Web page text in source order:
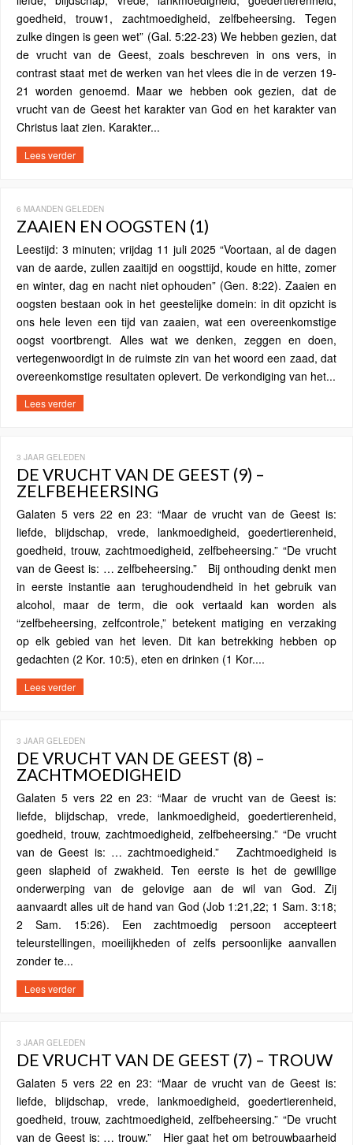
goedheid, trouw1, zachtmoedigheid, zelfbeheersing. Tegen
zulke dingen is geen wet” (Gal. 5:22-23) We hebben gezien, dat
de vrucht van de Geest, zoals beschreven in ons vers, in
contrast staat met de werken van het vlees die in de verzen 19-
21 worden genoemd. Maar we hebben ook gezien, dat de
vrucht van de Geest het karakter van God en het karakter van
Christus laat zien. Karakter...
Lees verder
6 MAANDEN GELEDEN
ZAAIEN EN OOGSTEN (1)
Leestijd: 3 minuten; vrijdag 11 juli 2025 “Voortaan, al de dagen
van de aarde, zullen zaaitijd en oogsttijd, koude en hitte, zomer
en winter, dag en nacht niet ophouden” (Gen. 8:22). Zaaien en
oogsten bestaan ​​ook in het geestelijke domein: in dit opzicht is
ons hele leven een tijd van zaaien, wat een overeenkomstige
oogst voortbrengt. Alles wat we denken, zeggen en doen,
vertegenwoordigt in de ruimste zin van het woord een zaad, dat
overeenkomstige resultaten oplevert. De verkondiging van het...
Lees verder
3 JAAR GELEDEN
DE VRUCHT VAN DE GEEST (9) –
ZELFBEHEERSING
Galaten 5 vers 22 en 23: “Maar de vrucht van de Geest is:
liefde, blijdschap, vrede, lankmoedigheid, goedertierenheid,
goedheid, trouw, zachtmoedigheid, zelfbeheersing.” “De vrucht
van de Geest is: … zelfbeheersing.” Bij onthouding denkt men
in eerste instantie aan terughoudendheid in het gebruik van
alcohol, maar de term, die ook vertaald kan worden als
“zelfbeheersing, zelfcontrole,” betekent matiging en verzaking
op elk gebied van het leven. Dit kan betrekking hebben op
gedachten (2 Kor. 10:5), eten en drinken (1 Kor....
Lees verder
3 JAAR GELEDEN
DE VRUCHT VAN DE GEEST (8) –
ZACHTMOEDIGHEID
Galaten 5 vers 22 en 23: “Maar de vrucht van de Geest is:
liefde, blijdschap, vrede, lankmoedigheid, goedertierenheid,
goedheid, trouw, zachtmoedigheid, zelfbeheersing.” “De vrucht
van de Geest is: … zachtmoedigheid.” Zachtmoedigheid is
geen slapheid of zwakheid. Ten eerste is het de gewillige
onderwerping van de gelovige aan de wil van God. Zij
aanvaardt alles uit de hand van God (Job 1:21,22; 1 Sam. 3:18;
2 Sam. 15:26). Een zachtmoedig persoon accepteert
teleurstellingen, moeilijkheden of zelfs persoonlijke aanvallen
zonder te...
Lees verder
3 JAAR GELEDEN
DE VRUCHT VAN DE GEEST (7) – TROUW
Galaten 5 vers 22 en 23: “Maar de vrucht van de Geest is:
liefde, blijdschap, vrede, lankmoedigheid, goedertierenheid,
goedheid, trouw, zachtmoedigheid, zelfbeheersing.” “De vrucht
van de Geest is: … trouw.” Hier gaat het om betrouwbaarheid